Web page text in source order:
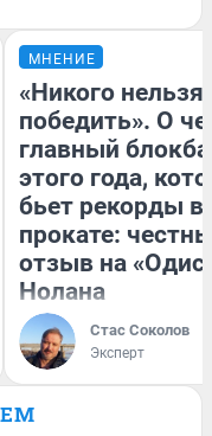
МНЕНИЕ
«Никого нельзя
победить». О
главный
этого года,
бьет рекорды в
прокате:
отзыв на
Нолана
Стас Соколов
Эксперт